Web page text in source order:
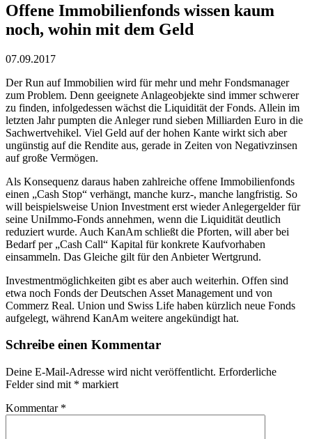
Offene Immobilienfonds wissen kaum
noch, wohin mit dem Geld
07.09.2017
Der Run auf Immobilien wird für mehr und mehr Fondsmanager
zum Problem. Denn geeignete Anlageobjekte sind immer schwerer
zu finden, infolgedessen wächst die Liquidität der Fonds. Allein im
letzten Jahr pumpten die Anleger rund sieben Milliarden Euro in die
Sachwertvehikel. Viel Geld auf der hohen Kante wirkt sich aber
ungünstig auf die Rendite aus, gerade in Zeiten von Negativzinsen
auf große Vermögen.
Als Konsequenz daraus haben zahlreiche offene Immobilienfonds
einen „Cash Stop“ verhängt, manche kurz-, manche langfristig. So
will beispielsweise Union Investment erst wieder Anlegergelder für
seine UniImmo-Fonds annehmen, wenn die Liquidität deutlich
reduziert wurde. Auch KanAm schließt die Pforten, will aber bei
Bedarf per „Cash Call“ Kapital für konkrete Kaufvorhaben
einsammeln. Das Gleiche gilt für den Anbieter Wertgrund.
Investmentmöglichkeiten gibt es aber auch weiterhin. Offen sind
etwa noch Fonds der Deutschen Asset Management und von
Commerz Real. Union und Swiss Life haben kürzlich neue Fonds
aufgelegt, während KanAm weitere angekündigt hat.
Schreibe einen Kommentar
Deine E-Mail-Adresse wird nicht veröffentlicht. Erforderliche
Felder sind mit * markiert
Kommentar *